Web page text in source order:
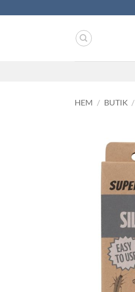
to
HEM / BUTIK /